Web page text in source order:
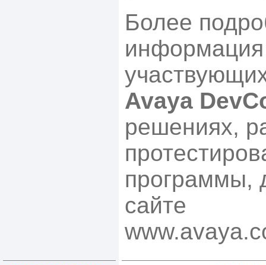
Более
Avaya
решениях,
программы,
сайте